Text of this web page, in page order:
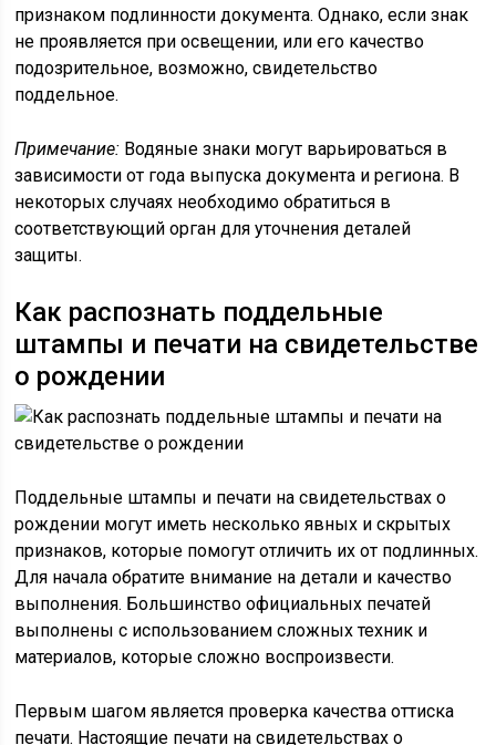
признаком подлинности документа. Однако, если знак
не проявляется при освещении, или его качество
подозрительное, возможно, свидетельство
поддельное.
Примечание: Водяные знаки могут варьироваться в
зависимости от года выпуска документа и региона. В
некоторых случаях необходимо обратиться в
соответствующий орган для уточнения деталей
защиты.
Как распознать поддельные
штампы и печати на свидетельстве
о рождении
Поддельные штампы и печати на свидетельствах о
рождении могут иметь несколько явных и скрытых
признаков, которые помогут отличить их от подлинных.
Для начала обратите внимание на детали и качество
выполнения. Большинство официальных печатей
выполнены с использованием сложных техник и
материалов, которые сложно воспроизвести.
Первым шагом является проверка качества оттиска
печати. Настоящие печати на свидетельствах о